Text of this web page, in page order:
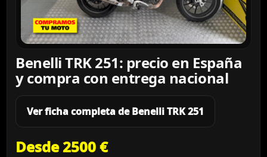
Benelli TRK 251: precio en España
y compra con entrega nacional
Ver ficha completa de Benelli TRK 251
Desde 2500 €